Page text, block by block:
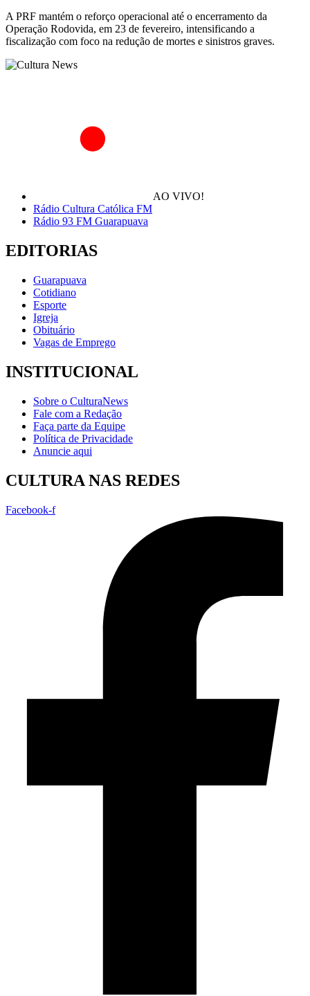
A PRF mantém o reforço operacional até o encerramento da
Operação Rodovida, em 23 de fevereiro, intensificando a
fiscalização com foco na redução de mortes e sinistros graves.
AO VIVO!
Rádio Cultura Católica FM
Rádio 93 FM Guarapuava
EDITORIAS
Guarapuava
Cotidiano
Esporte
Igreja
Obituário
Vagas de Emprego
INSTITUCIONAL
Sobre o CulturaNews
Fale com a Redação
Faça parte da Equipe
Política de Privacidade
Anuncie aqui
CULTURA NAS REDES
Facebook-f